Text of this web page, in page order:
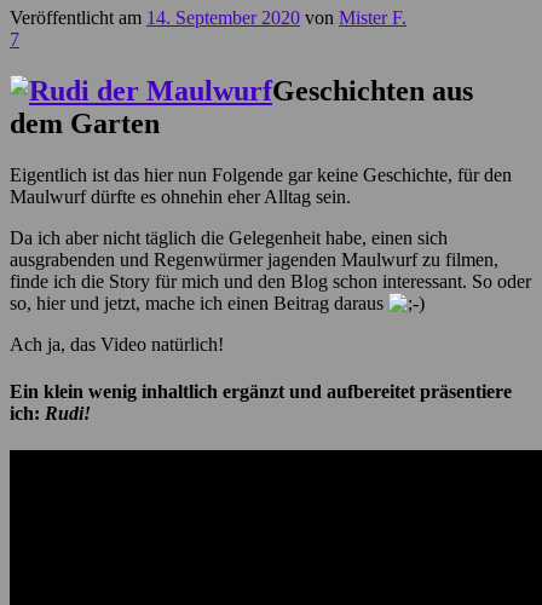
Veröffentlicht am 14. September 2020 von Mister F.
7
Geschichten aus
dem Garten
Eigentlich ist das hier nun Folgende gar keine Geschichte, für den
Maulwurf dürfte es ohnehin eher Alltag sein.
Da ich aber nicht täglich die Gelegenheit habe, einen sich
ausgrabenden und Regenwürmer jagenden Maulwurf zu filmen,
finde ich die Story für mich und den Blog schon interessant. So oder
so, hier und jetzt, mache ich einen Beitrag daraus
Ach ja, das Video natürlich!
Ein klein wenig inhaltlich ergänzt und aufbereitet präsentiere
ich: Rudi!